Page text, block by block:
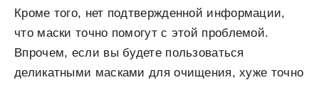
Кроме того, нет подтвержденной информации,
что маски точно помогут с этой проблемой.
Впрочем, если вы будете пользоваться
деликатными масками для очищения, хуже точно